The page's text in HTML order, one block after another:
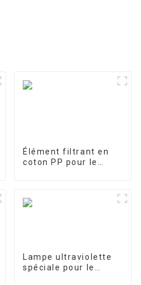
Élément filtrant en
coton PP pour le
soufflé
Lampe ultraviolette
spéciale pour le